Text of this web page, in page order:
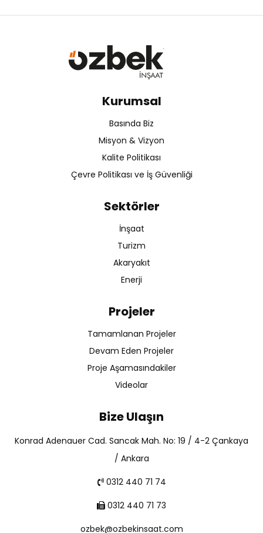
Kurumsal
Basında Biz
Misyon & Vizyon
Kalite Politikası
Çevre Politikası ve İş Güvenliği
Sektörler
İnşaat
Turizm
Akaryakıt
Enerji
Projeler
Tamamlanan Projeler
Devam Eden Projeler
Proje Aşamasındakiler
Videolar
Bize Ulaşın
Konrad Adenauer Cad. Sancak Mah. No: 19 / 4-2 Çankaya
/ Ankara
0312 440 71 74
0312 440 71 73
ozbek@ozbekinsaat.com